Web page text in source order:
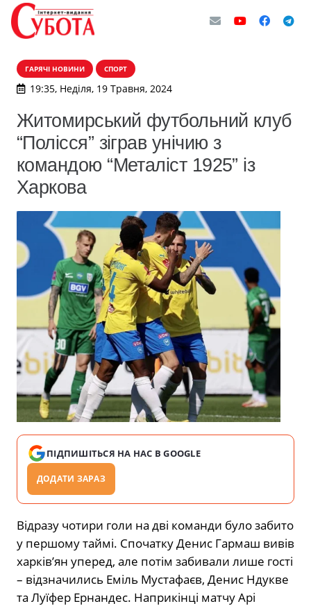
ГАРЯЧІ НОВИНИ СПОРТ
19:35, Неділя, 19 Травня, 2024
Житомирський футбольний клуб
“Полісся” зіграв унічию з
командою “Металіст 1925” із
Харкова
ПІДПИШІТЬСЯ НА НАС В GOOGLE
ДОДАТИ ЗАРАЗ
Відразу чотири голи на дві команди було забито
у першому таймі. Спочатку Денис Гармаш вивів
харків’ян уперед, але потім забивали лише гості
– відзначились Еміль Мустафаєв, Денис Ндукве
та Луїфер Ернандес. Наприкінці матчу Арі